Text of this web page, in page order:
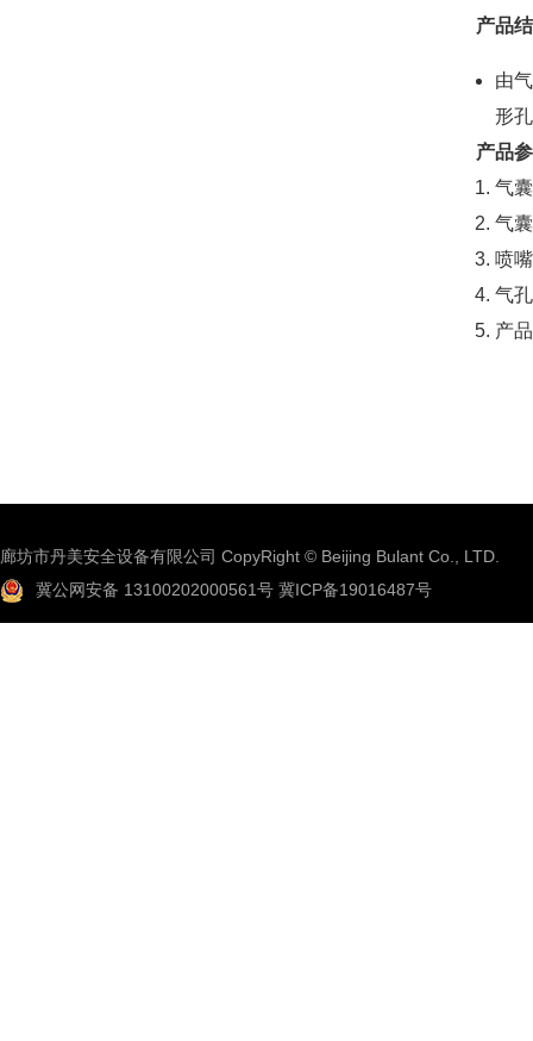
产品
由
形
产品
气
气
喷
气
产
廊坊市丹美安全设备有限公司 CopyRight © Beijing Bulant Co., LTD.
冀公网安备 13100202000561号 冀ICP备19016487号